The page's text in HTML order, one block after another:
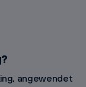
angewendet